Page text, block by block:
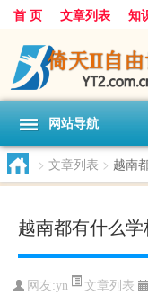
首 页 文章列表 知
网站导航
> 文章列表 > 越南
越南都有什么学
网友:yn 文章列表